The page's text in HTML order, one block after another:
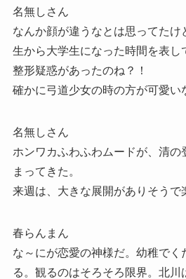
名無しさん
なんか顔が違うなとは思ってたけ
生から大学生になった時間を表
整形疑惑があったのね？！
確かに弓道少女の時の方が可愛い
名無しさん
ホンワカふわふわムードが、清の
まってきた。
来週は、大きな展開がありそうで
春らんまん
な～にが恋愛の神様だ。幼稚でく
る。観るのはそろそろ限界。北川